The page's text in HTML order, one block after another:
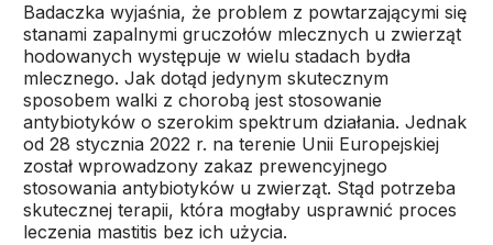
Badaczka wyjaśnia, że problem z powtarzającymi się
stanami zapalnymi gruczołów mlecznych u zwierząt
hodowanych występuje w wielu stadach bydła
mlecznego. Jak dotąd jedynym skutecznym
sposobem walki z chorobą jest stosowanie
antybiotyków o szerokim spektrum działania. Jednak
od 28 stycznia 2022 r. na terenie Unii Europejskiej
został wprowadzony zakaz prewencyjnego
stosowania antybiotyków u zwierząt. Stąd potrzeba
skutecznej terapii, która mogłaby usprawnić proces
leczenia mastitis bez ich użycia.